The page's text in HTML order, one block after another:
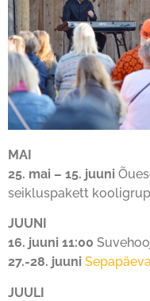
MAI
25. mai – 15. juuni
seikluspakett
JUUNI
16. juuni 11:00
27.-28. juuni
JUULI